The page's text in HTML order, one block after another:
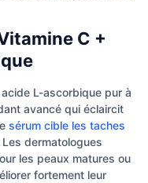
C +
L-ascorbique pur à
avancé qui éclaircit
sérum cible les taches
dermatologues
les peaux matures ou
fortement leur